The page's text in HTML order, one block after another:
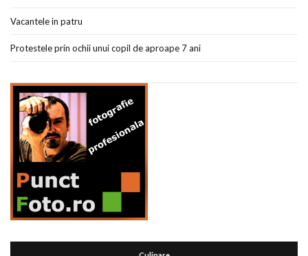
Vacantele in patru
Protestele prin ochii unui copil de aproape 7 ani